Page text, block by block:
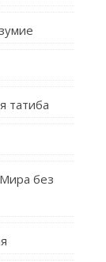
татиба
без